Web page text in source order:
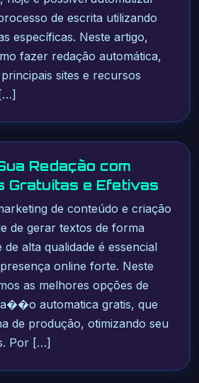
de escrita utilizando
específicas. Neste artigo,
fazer redação automática,
sites e recursos
Redação com
Gratuitas e Efetivas
de conteúdo e criação
de gerar textos de forma
de alta qualidade é essencial
online forte. Neste
as melhores opções de
automatica gratis, que
de produção, otimizando seu
Por […]